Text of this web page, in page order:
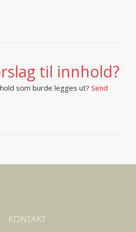
til innhold?
som burde legges ut? Send
KONTAKT